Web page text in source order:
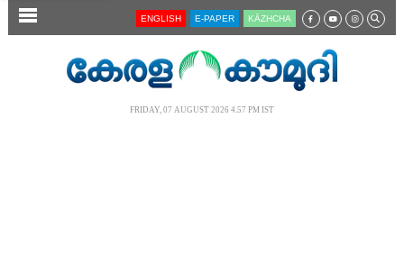
SECTIONS ENGLISH E-PAPER KĀZHCHA
FRIDAY, 07 AUGUST 2026 4.57 PM IST